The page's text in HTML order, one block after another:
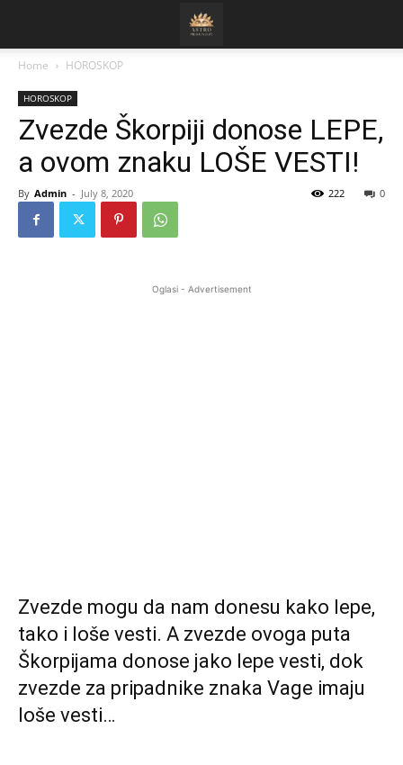
Home HOROSKOP
HOROSKOP
Zvezde Škorpiji donose LEPE,
a ovom znaku LOŠE VESTI!
By Admin - July 8, 2020 0
222
Oglasi - Advertisement
Zvezde mogu da nam donesu kako lepe,
tako i loše vesti. A zvezde ovoga puta
Škorpijama donose jako lepe vesti, dok
zvezde za pripadnike znaka Vage imaju
loše vesti…